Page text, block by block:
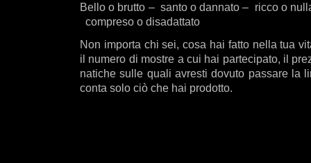
Bello o brutto – santo o dannato – ricco o
compreso o disadattato
Non importa chi sei, cosa hai fatto nella tua
il numero di mostre a cui hai partecipato, il
natiche sulle quali avresti dovuto passare la
conta solo ciò che hai prodotto.